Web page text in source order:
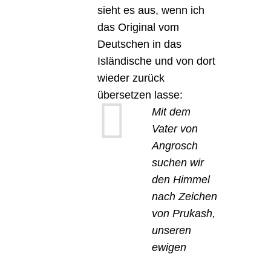
sieht es aus, wenn ich
das Original vom
Deutschen in das
Isländische und von dort
wieder zurück
übersetzen lasse:
Mit dem
Vater von
Angrosch
suchen wir
den Himmel
nach Zeichen
von Prukash,
unseren
ewigen